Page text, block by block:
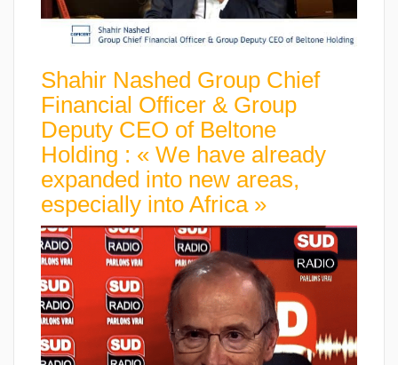
Shahir Nashed Group Chief
Financial Officer & Group
Deputy CEO of Beltone
Holding : « We have already
expanded into new areas,
especially into Africa »